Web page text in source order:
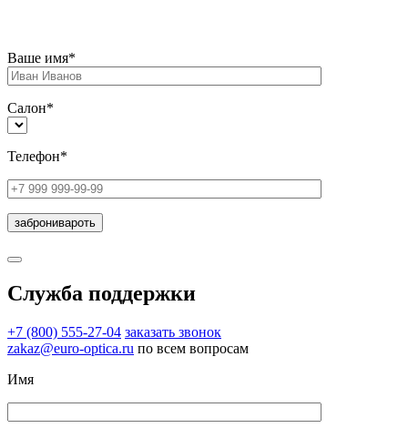
Ваше имя*
Салон*
Телефон*
Служба поддержки
+7 (800) 555-27-04 заказать звонок
zakaz@euro-optica.ru по всем вопросам
Имя